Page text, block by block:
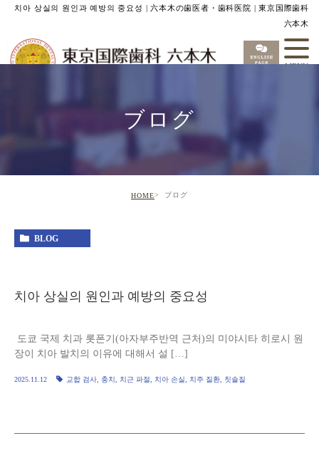
치아 상실의 원인과 예방의 중요성 | 六本木の歯医者・歯科医院 | 東京国際歯科
六本木
ブログ
HOME ブログ
BLOG
치아 상실의 원인과 예방의 중요성
도쿄 국제 치과 롯폰기(아자부주반역 근처)의 미야시타 히로시 원
장이 치아 발치의 이유에 대해서 설 […]
2025.11.12 교합 검사 충치 치근 파절 치아 손실 치주 질환 칫솔질